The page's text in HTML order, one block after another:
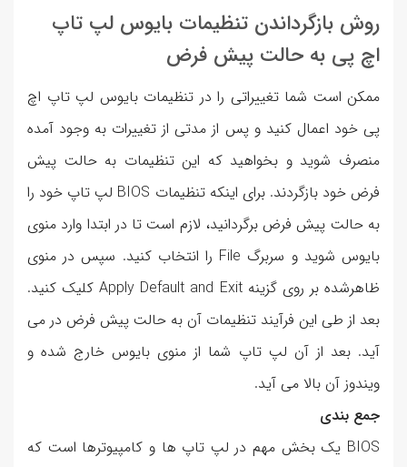
روش بازگرداندن تنظیمات بایوس لپ تاپ
اچ پی به حالت پیش فرض
ممکن است شما تغییراتی را در تنظیمات بایوس لپ تاپ اچ
پی خود اعمال کنید و پس از مدتی از تغییرات به وجود آمده
منصرف شوید و بخواهید که این تنظیمات به حالت پیش
فرض خود بازگردند. برای اینکه تنظیمات BIOS لپ تاپ خود را
به حالت پیش فرض برگردانید، لازم است تا در ابتدا وارد منوی
بایوس شوید و سربرگ File را انتخاب کنید. سپس در منوی
ظاهرشده بر روی گزینه Apply Default and Exit کلیک کنید.
بعد از طی این فرآیند تنظیمات آن به حالت پیش فرض در می
آید. بعد از آن لپ تاپ شما از منوی بایوس خارج شده و
ویندوز آن بالا می آید.
جمع بندی
BIOS یک بخش مهم در لپ تاپ ها و کامپیوترها است که